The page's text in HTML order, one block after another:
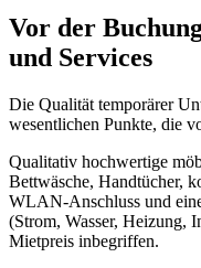
Vor der
und Services
Die Qualität temporärer
wesentlichen Punkte, die
Qualitativ hochwertige
Bettwäsche, Handtücher,
WLAN-Anschluss und
(Strom, Wasser, Heizung,
Mietpreis inbegriffen.